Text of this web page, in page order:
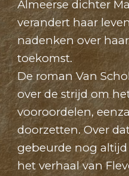
Almeerse dichter
verandert haar
nadenken over
toekomst.
De roman Van
over de strijd om
vooroordelen,
doorzetten. Over
gebeurde nog
het verhaal van